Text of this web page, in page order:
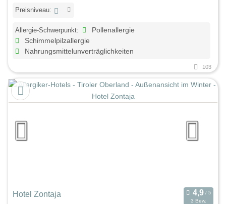
Preisniveau:
Allergie-Schwerpunkt:
Pollenallergie
Schimmelpilzallergie
Nahrungsmittelunverträglichkeiten
103
Hotel Zontaja
3 Bew.